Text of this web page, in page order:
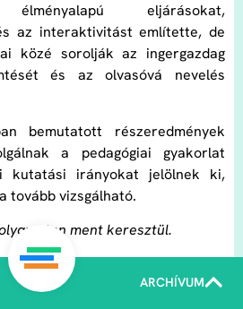
ARCHÍVUM
eljárásokat,
az interaktivitást említette, de
közé sorolják az ingergazdag
és az olvasóvá nevelés
bemutatott részeredmények
a pedagógiai gyakorlat
kutatási irányokat jelölnek ki,
tovább vizsgálható.
ment keresztül.